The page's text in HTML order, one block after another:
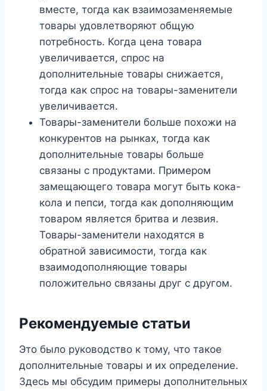
вместе, тогда как взаимозаменяемые
товары удовлетворяют общую
потребность. Когда цена товара
увеличивается, спрос на
дополнительные товары снижается,
тогда как спрос на товары-заменители
увеличивается.
Товары-заменители больше похожи на
конкурентов на рынках, тогда как
дополнительные товары больше
связаны с продуктами. Примером
замещающего товара могут быть кока-
кола и пепси, тогда как дополняющим
товаром является бритва и лезвия.
Товары-заменители находятся в
обратной зависимости, тогда как
взаимодополняющие товары
положительно связаны друг с другом.
Рекомендуемые статьи
Это было руководство к тому, что такое
дополнительные товары и их определение.
Здесь мы обсудим примеры дополнительных